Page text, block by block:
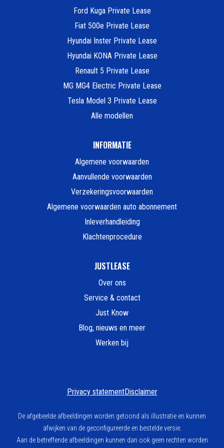
Ford Kuga Private Lease
Fiat 500e Private Lease
Hyundai Inster Private Lease
Hyundai KONA Private Lease
Renault 5 Private Lease
MG MG4 Electric Private Lease
Tesla Model 3 Private Lease
Alle modellen
INFORMATIE
Algemene voorwaarden
Aanvullende voorwaarden
Verzekeringsvoorwaarden
Algemene voorwaarden auto abonnement
Inleverhandleiding
Klachtenprocedure
JUSTLEASE
Over ons
Service & contact
Just Know
Blog, nieuws en meer
Werken bij
Privacy statementDisclaimer
De afgebeelde afbeeldingen worden getoond als illustratie en kunnen
afwijken van de geconfigureerde en bestelde versie.
Aan de betreffende afbeeldingen kunnen dan ook geen rechten worden